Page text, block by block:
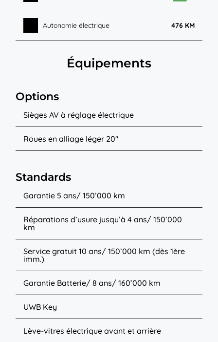
Autonomie électrique 476 KM
Équipements
Options
Sièges AV à réglage électrique
Roues en alliage léger 20″
Standards
Garantie 5 ans/ 150’000 km
Réparations d’usure jusqu’à 4 ans/ 150’000
km
Service gratuit 10 ans/ 150’000 km (dès 1ère
imm.)
Garantie Batterie/ 8 ans/ 160’000 km
UWB Key
Lève-vitres électrique avant et arrière